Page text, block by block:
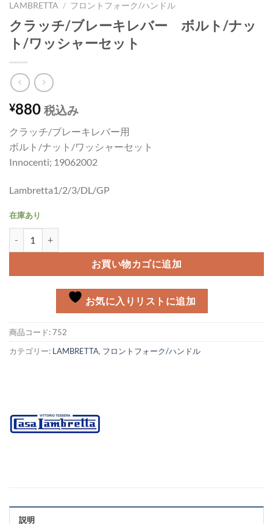
LAMBRETTA / フロントフォーク/ハンドル
クラッチ/ブレーキレバー ボルト/ナッ
ト/ワッシャーセット
¥880 税込み
クラッチ/ブレーキレバー用
ボルト/ナット/ワッシャーセット
Innocenti; 19062002
Lambretta1/2/3/DL/GP
在庫あり
お買い物カゴに追加
お気に入りリストに追加
商品コード:752
カテゴリー: LAMBRETTA, フロントフォーク/ハンドル
説明